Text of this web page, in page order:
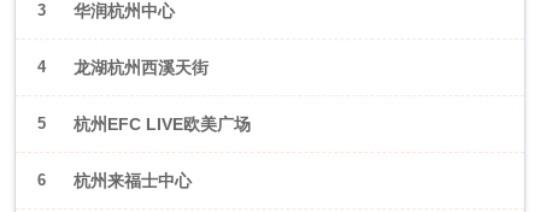
3 华润杭州中心
4 龙湖杭州西溪天街
5 杭州EFC LIVE欧美广场
6 杭州来福士中心